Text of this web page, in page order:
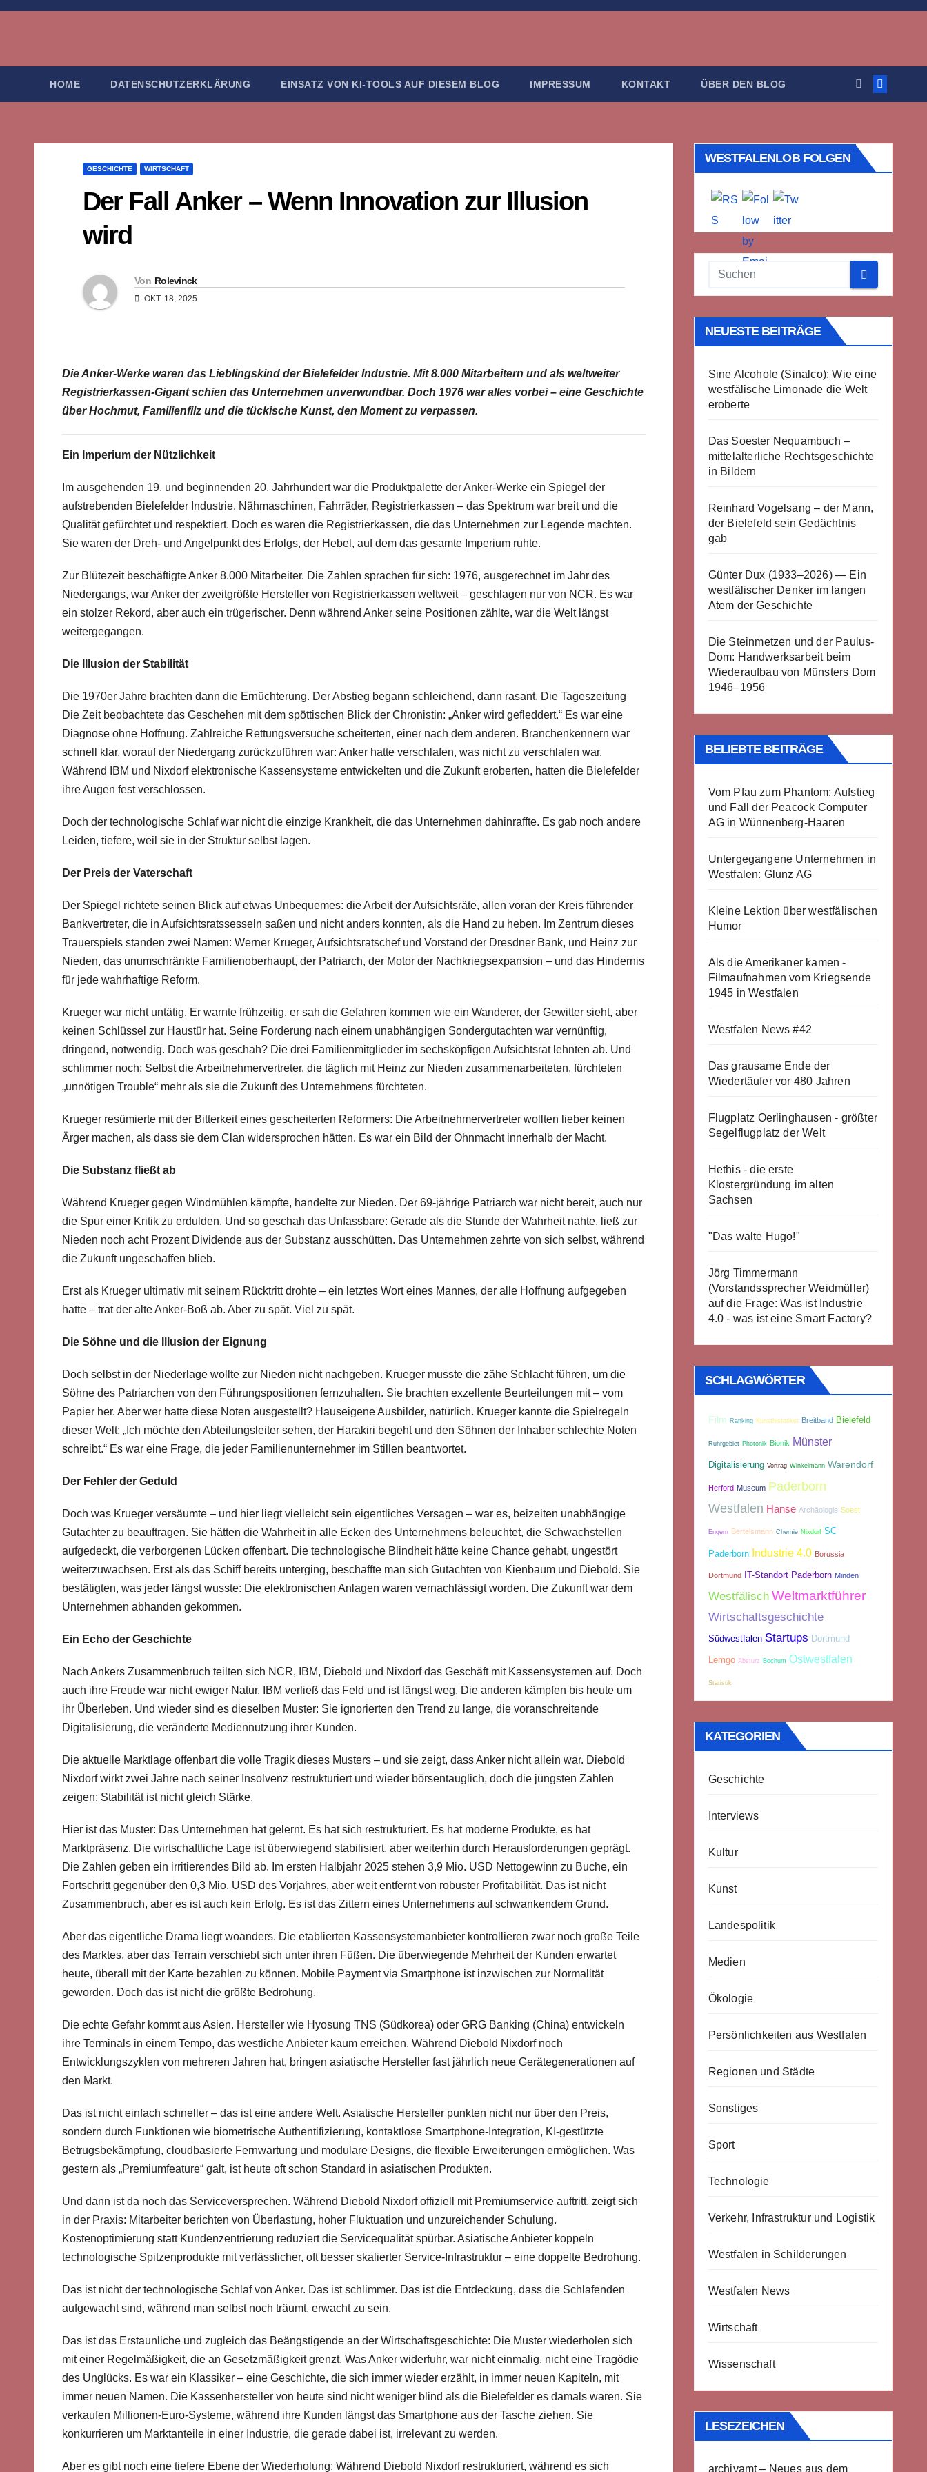
Zum
HOME DATENSCHUTZERKLÄRUNG EINSATZ VON KI-TOOLS AUF DIESEM BLOG IMPRESSUM KONTAKT ÜBER DEN BLOG
GESCHICHTE WIRTSCHAFT
Der Fall Anker – Wenn Innovation zur Illusion
wird
Von Rolevinck
OKT. 18, 2025
Die Anker-Werke waren das Lieblingskind der Bielefelder Industrie. Mit 8.000 Mitarbeitern und als weltweiter
Registrierkassen-Gigant schien das Unternehmen unverwundbar. Doch 1976 war alles vorbei – eine Geschichte
über Hochmut, Familienfilz und die tückische Kunst, den Moment zu verpassen.
Ein Imperium der Nützlichkeit
Im ausgehenden 19. und beginnenden 20. Jahrhundert war die Produktpalette der Anker-Werke ein Spiegel der
aufstrebenden Bielefelder Industrie. Nähmaschinen, Fahrräder, Registrierkassen – das Spektrum war breit und die
Qualität gefürchtet und respektiert. Doch es waren die Registrierkassen, die das Unternehmen zur Legende machten.
Sie waren der Dreh- und Angelpunkt des Erfolgs, der Hebel, auf dem das gesamte Imperium ruhte.
Zur Blütezeit beschäftigte Anker 8.000 Mitarbeiter. Die Zahlen sprachen für sich: 1976, ausgerechnet im Jahr des
Niedergangs, war Anker der zweitgrößte Hersteller von Registrierkassen weltweit – geschlagen nur von NCR. Es war
ein stolzer Rekord, aber auch ein trügerischer. Denn während Anker seine Positionen zählte, war die Welt längst
weitergegangen.
Die Illusion der Stabilität
Die 1970er Jahre brachten dann die Ernüchterung. Der Abstieg begann schleichend, dann rasant. Die Tageszeitung
Die Zeit beobachtete das Geschehen mit dem spöttischen Blick der Chronistin: „Anker wird gefleddert.“ Es war eine
Diagnose ohne Hoffnung. Zahlreiche Rettungsversuche scheiterten, einer nach dem anderen. Branchenkennern war
schnell klar, worauf der Niedergang zurückzuführen war: Anker hatte verschlafen, was nicht zu verschlafen war.
Während IBM und Nixdorf elektronische Kassensysteme entwickelten und die Zukunft eroberten, hatten die Bielefelder
ihre Augen fest verschlossen.
Doch der technologische Schlaf war nicht die einzige Krankheit, die das Unternehmen dahinraffte. Es gab noch andere
Leiden, tiefere, weil sie in der Struktur selbst lagen.
Der Preis der Vaterschaft
Der Spiegel richtete seinen Blick auf etwas Unbequemes: die Arbeit der Aufsichtsräte, allen voran der Kreis führender
Bankvertreter, die in Aufsichtsratssesseln saßen und nicht anders konnten, als die Hand zu heben. Im Zentrum dieses
Trauerspiels standen zwei Namen: Werner Krueger, Aufsichtsratschef und Vorstand der Dresdner Bank, und Heinz zur
Nieden, das unumschränkte Familienoberhaupt, der Patriarch, der Motor der Nachkriegsexpansion – und das Hindernis
für jede wahrhaftige Reform.
Krueger war nicht untätig. Er warnte frühzeitig, er sah die Gefahren kommen wie ein Wanderer, der Gewitter sieht, aber
keinen Schlüssel zur Haustür hat. Seine Forderung nach einem unabhängigen Sondergutachten war vernünftig,
dringend, notwendig. Doch was geschah? Die drei Familienmitglieder im sechsköpfigen Aufsichtsrat lehnten ab. Und
schlimmer noch: Selbst die Arbeitnehmervertreter, die täglich mit Heinz zur Nieden zusammenarbeiteten, fürchteten
„unnötigen Trouble“ mehr als sie die Zukunft des Unternehmens fürchteten.
Krueger resümierte mit der Bitterkeit eines gescheiterten Reformers: Die Arbeitnehmervertreter wollten lieber keinen
Ärger machen, als dass sie dem Clan widersprochen hätten. Es war ein Bild der Ohnmacht innerhalb der Macht.
Die Substanz fließt ab
Während Krueger gegen Windmühlen kämpfte, handelte zur Nieden. Der 69-jährige Patriarch war nicht bereit, auch nur
die Spur einer Kritik zu erdulden. Und so geschah das Unfassbare: Gerade als die Stunde der Wahrheit nahte, ließ zur
Nieden noch acht Prozent Dividende aus der Substanz ausschütten. Das Unternehmen zehrte von sich selbst, während
die Zukunft ungeschaffen blieb.
Erst als Krueger ultimativ mit seinem Rücktritt drohte – ein letztes Wort eines Mannes, der alle Hoffnung aufgegeben
hatte – trat der alte Anker-Boß ab. Aber zu spät. Viel zu spät.
Die Söhne und die Illusion der Eignung
Doch selbst in der Niederlage wollte zur Nieden nicht nachgeben. Krueger musste die zähe Schlacht führen, um die
Söhne des Patriarchen von den Führungspositionen fernzuhalten. Sie brachten exzellente Beurteilungen mit – vom
Papier her. Aber wer hatte diese Noten ausgestellt? Hauseigene Ausbilder, natürlich. Krueger kannte die Spielregeln
dieser Welt: „Ich möchte den Abteilungsleiter sehen, der Harakiri begeht und den Söhnen der Inhaber schlechte Noten
schreibt.“ Es war eine Frage, die jeder Familienunternehmer im Stillen beantwortet.
Der Fehler der Geduld
Doch was Krueger versäumte – und hier liegt vielleicht sein eigentliches Versagen – war es, beizeiten unabhängige
Gutachter zu beauftragen. Sie hätten die Wahrheit in alle Ecken des Unternehmens beleuchtet, die Schwachstellen
aufgedeckt, die verborgenen Lücken offenbart. Die technologische Blindheit hätte keine Chance gehabt, ungestört
weiterzuwachsen. Erst als das Schiff bereits unterging, beschaffte man sich Gutachten von Kienbaum und Diebold. Sie
bestätigten, was jeder längst wusste: Die elektronischen Anlagen waren vernachlässigt worden. Die Zukunft war dem
Unternehmen abhanden gekommen.
Ein Echo der Geschichte
Nach Ankers Zusammenbruch teilten sich NCR, IBM, Diebold und Nixdorf das Geschäft mit Kassensystemen auf. Doch
auch ihre Freude war nicht ewiger Natur. IBM verließ das Feld und ist längst weg. Die anderen kämpfen bis heute um
ihr Überleben. Und wieder sind es dieselben Muster: Sie ignorierten den Trend zu lange, die voranschreitende
Digitalisierung, die veränderte Mediennutzung ihrer Kunden.
Die aktuelle Marktlage offenbart die volle Tragik dieses Musters – und sie zeigt, dass Anker nicht allein war. Diebold
Nixdorf wirkt zwei Jahre nach seiner Insolvenz restrukturiert und wieder börsentauglich, doch die jüngsten Zahlen
zeigen: Stabilität ist nicht gleich Stärke.
Hier ist das Muster: Das Unternehmen hat gelernt. Es hat sich restrukturiert. Es hat moderne Produkte, es hat
Marktpräsenz. Die wirtschaftliche Lage ist überwiegend stabilisiert, aber weiterhin durch Herausforderungen geprägt.
Die Zahlen geben ein irritierendes Bild ab. Im ersten Halbjahr 2025 stehen 3,9 Mio. USD Nettogewinn zu Buche, ein
Fortschritt gegenüber den 0,3 Mio. USD des Vorjahres, aber weit entfernt von robuster Profitabilität. Das ist nicht
Zusammenbruch, aber es ist auch kein Erfolg. Es ist das Zittern eines Unternehmens auf schwankendem Grund.
Aber das eigentliche Drama liegt woanders. Die etablierten Kassensystemanbieter kontrollieren zwar noch große Teile
des Marktes, aber das Terrain verschiebt sich unter ihren Füßen. Die überwiegende Mehrheit der Kunden erwartet
heute, überall mit der Karte bezahlen zu können. Mobile Payment via Smartphone ist inzwischen zur Normalität
geworden. Doch das ist nicht die größte Bedrohung.
Die echte Gefahr kommt aus Asien. Hersteller wie Hyosung TNS (Südkorea) oder GRG Banking (China) entwickeln
ihre Terminals in einem Tempo, das westliche Anbieter kaum erreichen. Während Diebold Nixdorf noch
Entwicklungszyklen von mehreren Jahren hat, bringen asiatische Hersteller fast jährlich neue Gerätegenerationen auf
den Markt.
Das ist nicht einfach schneller – das ist eine andere Welt. Asiatische Hersteller punkten nicht nur über den Preis,
sondern durch Funktionen wie biometrische Authentifizierung, kontaktlose Smartphone-Integration, KI-gestützte
Betrugsbekämpfung, cloudbasierte Fernwartung und modulare Designs, die flexible Erweiterungen ermöglichen. Was
gestern als „Premiumfeature“ galt, ist heute oft schon Standard in asiatischen Produkten.
Und dann ist da noch das Serviceversprechen. Während Diebold Nixdorf offiziell mit Premiumservice auftritt, zeigt sich
in der Praxis: Mitarbeiter berichten von Überlastung, hoher Fluktuation und unzureichender Schulung.
Kostenoptimierung statt Kundenzentrierung reduziert die Servicequalität spürbar. Asiatische Anbieter koppeln
technologische Spitzenprodukte mit verlässlicher, oft besser skalierter Service-Infrastruktur – eine doppelte Bedrohung.
Das ist nicht der technologische Schlaf von Anker. Das ist schlimmer. Das ist die Entdeckung, dass die Schlafenden
aufgewacht sind, während man selbst noch träumt, erwacht zu sein.
Das ist das Erstaunliche und zugleich das Beängstigende an der Wirtschaftsgeschichte: Die Muster wiederholen sich
mit einer Regelmäßigkeit, die an Gesetzmäßigkeit grenzt. Was Anker widerfuhr, war nicht einmalig, nicht eine Tragödie
des Unglücks. Es war ein Klassiker – eine Geschichte, die sich immer wieder erzählt, in immer neuen Kapiteln, mit
immer neuen Namen. Die Kassenhersteller von heute sind nicht weniger blind als die Bielefelder es damals waren. Sie
verkaufen Millionen-Euro-Systeme, während ihre Kunden längst das Smartphone aus der Tasche ziehen. Sie
konkurrieren um Marktanteile in einer Industrie, die gerade dabei ist, irrelevant zu werden.
Aber es gibt noch eine tiefere Ebene der Wiederholung: Während Diebold Nixdorf restrukturiert, während es sich
WESTFALENLOB FOLGEN
NEUESTE BEITRÄGE
Sine Alcohole (Sinalco): Wie eine
westfälische Limonade die Welt
eroberte
Das Soester Nequambuch –
mittelalterliche Rechtsgeschichte
in Bildern
Reinhard Vogelsang – der Mann,
der Bielefeld sein Gedächtnis
gab
Günter Dux (1933–2026) — Ein
westfälischer Denker im langen
Atem der Geschichte
Die Steinmetzen und der Paulus-
Dom: Handwerksarbeit beim
Wiederaufbau von Münsters Dom
1946–1956
BELIEBTE BEITRÄGE
Vom Pfau zum Phantom: Aufstieg
und Fall der Peacock Computer
AG in Wünnenberg-Haaren
Untergegangene Unternehmen in
Westfalen: Glunz AG
Kleine Lektion über westfälischen
Humor
Als die Amerikaner kamen -
Filmaufnahmen vom Kriegsende
1945 in Westfalen
Westfalen News #42
Das grausame Ende der
Wiedertäufer vor 480 Jahren
Flugplatz Oerlinghausen - größter
Segelflugplatz der Welt
Hethis - die erste
Klostergründung im alten
Sachsen
"Das walte Hugo!"
Jörg Timmermann
(Vorstandssprecher Weidmüller)
auf die Frage: Was ist Industrie
4.0 - was ist eine Smart Factory?
SCHLAGWÖRTER
Film Ranking Kunsthistoriker Breitband Bielefeld
Ruhrgebiet Photonik Bionik Münster
Digitalisierung Vortrag Winkelmann Warendorf
Herford Museum Paderborn
Westfalen Hanse Archäologie Soest
Engern Bertelsmann Chemie Nixdorf SC
Paderborn Industrie 4.0 Borussia
Dortmund IT-Standort Paderborn Minden
Westfälisch Weltmarktführer
Wirtschaftsgeschichte
Südwestfalen Startups Dortmund
Lemgo Absturz Bochum Ostwestfalen
Statistik
KATEGORIEN
Geschichte
Interviews
Kultur
Kunst
Landespolitik
Medien
Ökologie
Persönlichkeiten aus Westfalen
Regionen und Städte
Sonstiges
Sport
Technologie
Verkehr, Infrastruktur und Logistik
Westfalen in Schilderungen
Westfalen News
Wirtschaft
Wissenschaft
LESEZEICHEN
archivamt – Neues aus dem